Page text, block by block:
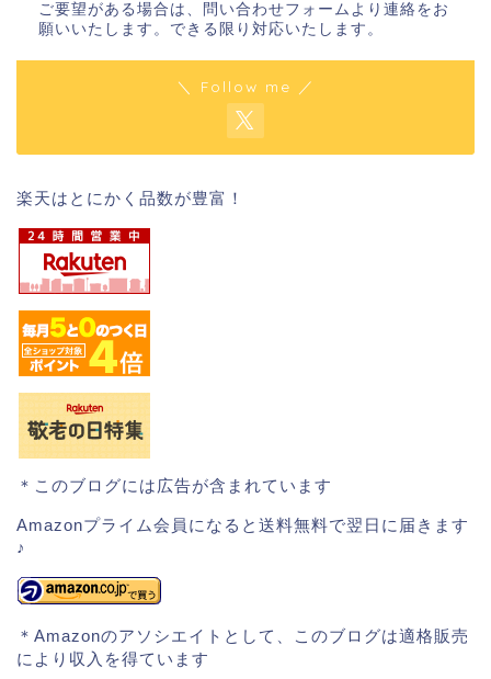
ご要望がある場合は、問い合わせフォームより連絡をお
願いいたします。できる限り対応いたします。
＼ Follow me ／
楽天はとにかく品数が豊富！
＊このブログには広告が含まれています
Amazonプライム会員になると送料無料で翌日に届きます
♪
＊Amazonのアソシエイトとして、このブログは適格販売
により収入を得ています